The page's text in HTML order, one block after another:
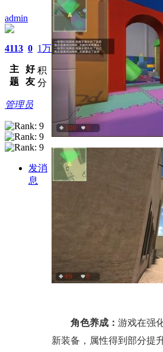
admin
4113
主
题
0
好
友
1万
积
分
管理员
发消
息
角色养成： 游戏在强
新装备，属性得到部分提